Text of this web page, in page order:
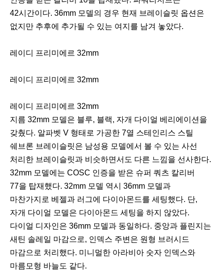
42시간이다. 36mm 모델의 경우 현재 브레이슬릿 옵션은
없지만 추후에 추가될 수 있는 여지를 남겨 놓았다.
레이디 프리미에르 32mm
레이디 프리미에르 32mm
레이디 프리미에르 32mm
지름 32mm 모델은 블루, 블랙, 자개 다이얼 베리에이션을
갖췄다. 알파벳 V 형태로 가공한 7열 스테인리스 스틸
쉐브론 브레이슬릿은 남성용 모델에서 볼 수 있는 사선
처리한 브레이슬릿과 비슷하면서도 다른 느낌을 선사한다.
32mm 모델에는 COSC 인증을 받은 슈퍼 쿼츠 칼리버
77을 탑재했다. 32mm 모델 역시 36mm 모델과
마찬가지로 베젤과 러그에 다이아몬드를 세팅했다. 단,
자개 다이얼 모델은 다이아몬드 세팅을 하지 않았다.
다이얼 디자인은 36mm 모델과 동일하다. 중앙과 플린지는
새틴 솔레일 마감으로, 인덱스 주변은 원형 브러시드
마감으로 처리했다. 미니멀한 아라비아 숫자 인덱스와
마름모형 바늘도 같다.